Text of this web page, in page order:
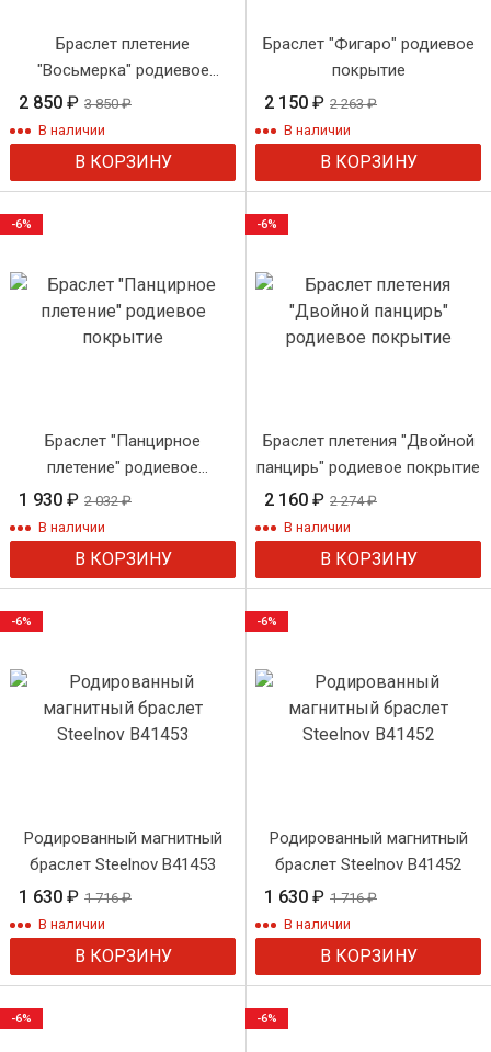
Браслет плетение
"Восьмерка" родиевое
покрытие
2 850 ₽ 3 850₽
В наличии
В КОРЗИНУ
Браслет "Фигаро" родиевое
покрытие
2 150 ₽ 2 263₽
В наличии
В КОРЗИНУ
Браслет "Панцирное
плетение" родиевое
покрытие
1 930 ₽ 2 032₽
В наличии
В КОРЗИНУ
-6%
Браслет плетения "Двойной
панцирь" родиевое покрытие
2 160 ₽ 2 274₽
В наличии
В КОРЗИНУ
-6%
Родированный магнитный
браслет Steelnov B41453
1 630 ₽ 1 716₽
В наличии
В КОРЗИНУ
-6%
Родированный магнитный
браслет Steelnov B41452
1 630 ₽ 1 716₽
В наличии
В КОРЗИНУ
-6%
-6% -6%